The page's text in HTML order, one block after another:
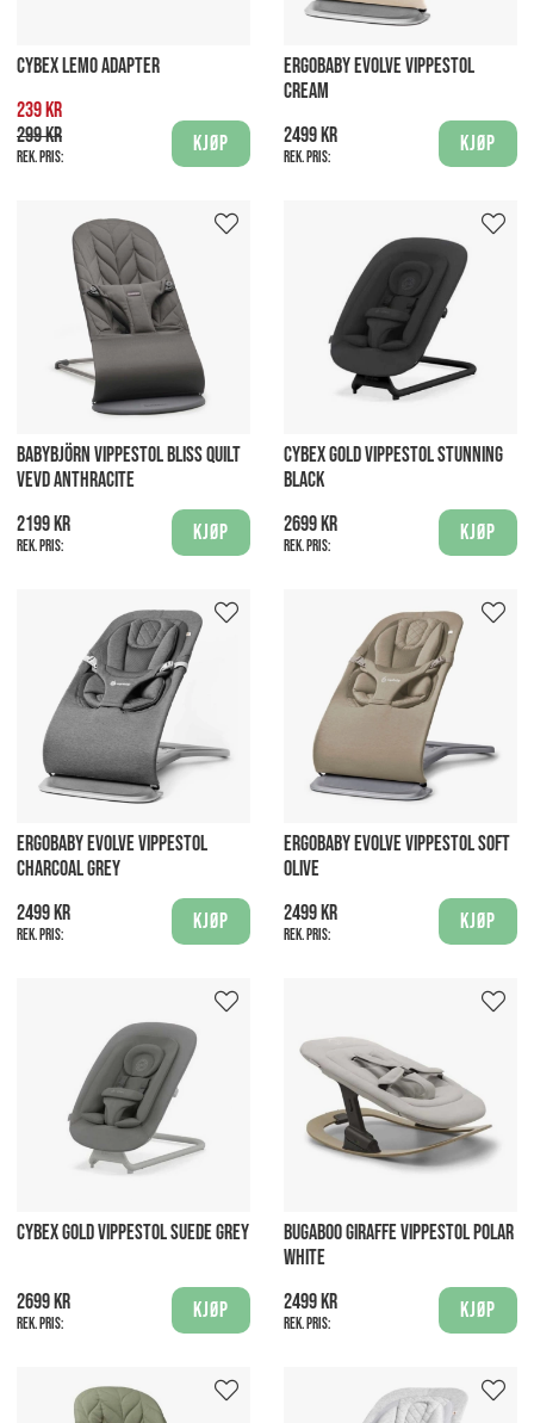
CYBEX LEMO ADAPTER
239 kr
299 kr
Rek. pris:
Kjøp
ERGOBABY EVOLVE VIPPESTOL
CREAM
2499 kr
Rek. pris:
Kjøp
BABYBJÖRN VIPPESTOL BLISS QUILT
VEVD ANTHRACITE
2199 kr
Rek. pris:
Kjøp
CYBEX GOLD VIPPESTOL STUNNING
BLACK
2699 kr
Rek. pris:
Kjøp
ERGOBABY EVOLVE VIPPESTOL
CHARCOAL GREY
2499 kr
Rek. pris:
Kjøp
ERGOBABY EVOLVE VIPPESTOL SOFT
OLIVE
2499 kr
Rek. pris:
Kjøp
CYBEX GOLD VIPPESTOL SUEDE GREY
2699 kr
Rek. pris:
Kjøp
BUGABOO GIRAFFE VIPPESTOL POLAR
WHITE
2499 kr
Rek. pris:
Kjøp